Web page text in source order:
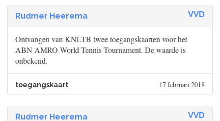
Rudmer Heerema VVD
Ontvangen van KNLTB twee toegangskaarten voor het
ABN AMRO World Tennis Tournament. De waarde is
onbekend.
toegangskaart 17 februari 2018
Rudmer Heerema VVD